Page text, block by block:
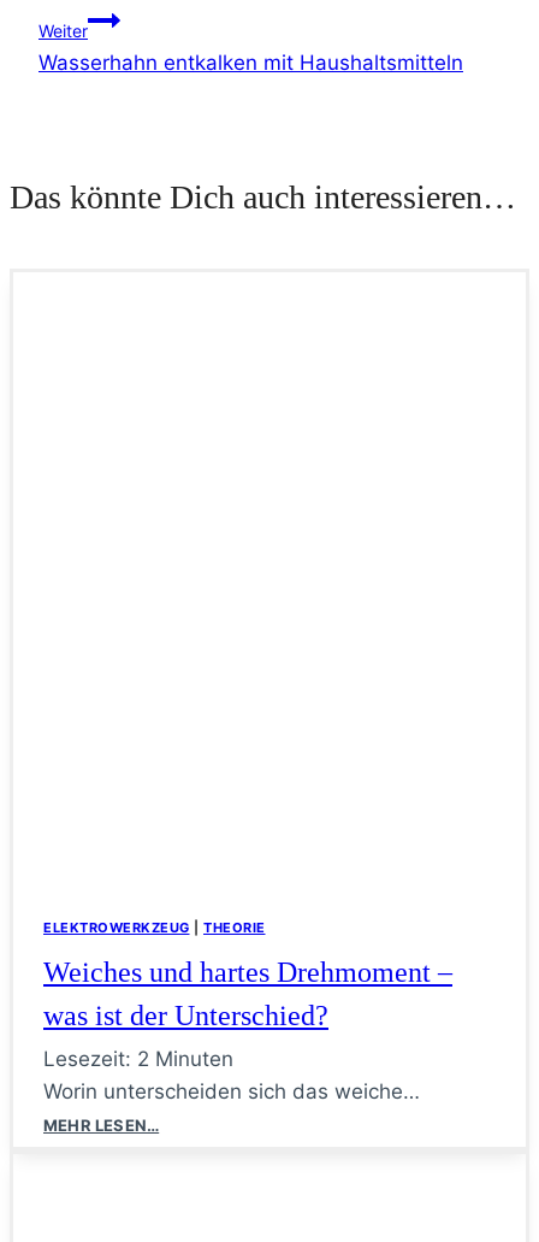
Weiter
Wasserhahn entkalken mit Haushaltsmitteln
Das könnte Dich auch interessieren…
ELEKTROWERKZEUG THEORIE
Weiches und hartes Drehmoment –
was ist der Unterschied?
Lesezeit: 2 Minuten
Worin unterscheiden sich das weiche…
MEHR LESEN…